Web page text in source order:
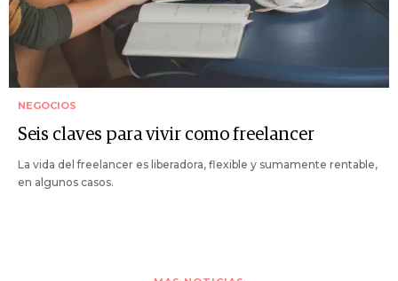
NEGOCIOS
Seis claves para vivir como freelancer
La vida del freelancer es liberadora, flexible y sumamente rentable,
en algunos casos.